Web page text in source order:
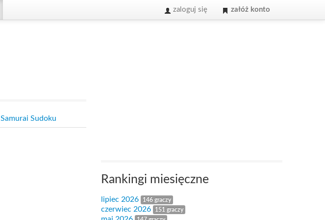
zaloguj się załóż konto
Samurai Sudoku
Rankingi miesięczne
lipiec 2026 146 graczy
czerwiec 2026 151 graczy